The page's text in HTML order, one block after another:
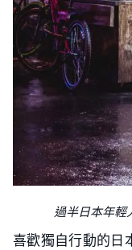
過半日本年輕
喜歡獨自行動的日